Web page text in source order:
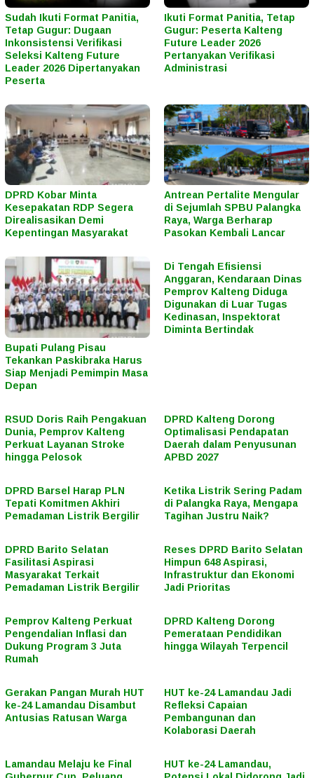
Sudah Ikuti Format Panitia,
Tetap Gugur: Dugaan
Inkonsistensi Verifikasi
Seleksi Kalteng Future
Leader 2026 Dipertanyakan
Peserta
Ikuti Format Panitia, Tetap
Gugur: Peserta Kalteng
Future Leader 2026
Pertanyakan Verifikasi
Administrasi
DPRD Kobar Minta
Kesepakatan RDP Segera
Direalisasikan Demi
Kepentingan Masyarakat
Antrean Pertalite Mengular
di Sejumlah SPBU Palangka
Raya, Warga Berharap
Pasokan Kembali Lancar
Bupati Pulang Pisau
Tekankan Paskibraka Harus
Siap Menjadi Pemimpin Masa
Depan
Di Tengah Efisiensi
Anggaran, Kendaraan Dinas
Pemprov Kalteng Diduga
Digunakan di Luar Tugas
Kedinasan, Inspektorat
Diminta Bertindak
RSUD Doris Raih Pengakuan
Dunia, Pemprov Kalteng
Perkuat Layanan Stroke
hingga Pelosok
DPRD Kalteng Dorong
Optimalisasi Pendapatan
Daerah dalam Penyusunan
APBD 2027
DPRD Barsel Harap PLN
Tepati Komitmen Akhiri
Pemadaman Listrik Bergilir
Ketika Listrik Sering Padam
di Palangka Raya, Mengapa
Tagihan Justru Naik?
DPRD Barito Selatan
Fasilitasi Aspirasi
Masyarakat Terkait
Pemadaman Listrik Bergilir
Reses DPRD Barito Selatan
Himpun 648 Aspirasi,
Infrastruktur dan Ekonomi
Jadi Prioritas
Pemprov Kalteng Perkuat
Pengendalian Inflasi dan
Dukung Program 3 Juta
Rumah
DPRD Kalteng Dorong
Pemerataan Pendidikan
hingga Wilayah Terpencil
Gerakan Pangan Murah HUT
ke-24 Lamandau Disambut
Antusias Ratusan Warga
HUT ke-24 Lamandau Jadi
Refleksi Capaian
Pembangunan dan
Kolaborasi Daerah
Lamandau Melaju ke Final
HUT ke-24 Lamandau,